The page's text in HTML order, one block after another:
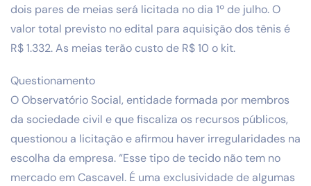
dois pares de meias será licitada no dia 1º de julho. O
valor total previsto no edital para aquisição dos tênis é
R$ 1.332. As meias terão custo de R$ 10 o kit.
Questionamento
O Observatório Social, entidade formada por membros
da sociedade civil e que fiscaliza os recursos públicos,
questionou a licitação e afirmou haver irregularidades na
escolha da empresa. “Esse tipo de tecido não tem no
mercado em Cascavel. É uma exclusividade de algumas